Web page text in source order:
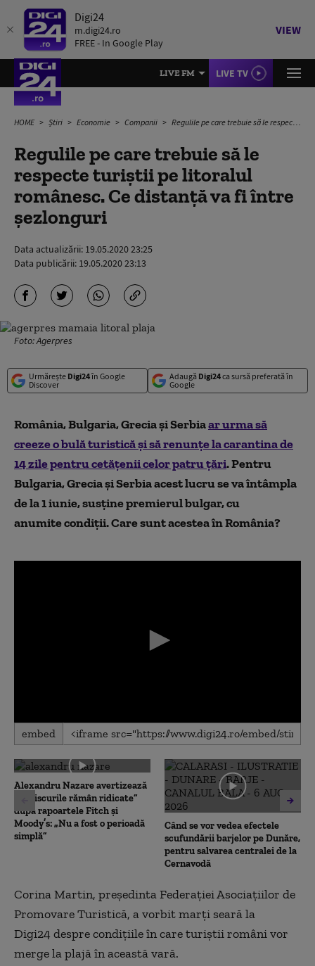
Digi24
m.digi24.ro
FREE - In Google Play
VIEW
LIVE FM LIVE TV
HOME Știri Economie Companii Regulile pe care trebuie să le respecte turiștii pe litoralul românesc. Ce distanță va fi între șezlonguri
Regulile pe care trebuie să le
respecte turiștii pe litoralul
românesc. Ce distanță va fi între
șezlonguri
Data actualizării: 19.05.2020 23:25
Data publicării: 19.05.2020 23:13
Foto: Agerpres
Urmărește Digi24în Google
Discover
Adaugă Digi24ca sursă preferată în
Google
România, Bulgaria, Grecia și Serbiaar urma să
creeze o bulă turistică și să renunțe la carantina de
14 zile pentru cetățenii celor patru țări. Pentru
Bulgaria, Grecia și Serbia acest lucru se va întâmpla
de la 1 iunie, susține premierul bulgar, cu
anumite condiții. Care sunt acestea în România?
0
seconds
0
seconds
embed
Alexandru Nazare avertizează
că „riscurile rămân ridicate”
după rapoartele Fitch și
Moody’s: „Nu a fost o perioadă
simplă”
Când se vor vedea efectele
scufundării barjelor pe Dunăre,
pentru salvarea centralei de la
Cernavodă
Corina Martin, președinta Federației Asociațiilor de
Promovare Turistică, a vorbit marți seară la
Digi24 despre condițiile în care turiștii români vor
merge la plajă în această vară.